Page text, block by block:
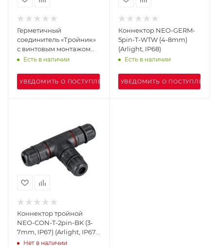
Герметичный
соединитель «Тройник»
с винтовым монтажом
проводов (артикул WPT-
Есть в наличии
УВЕДОМИТЬ О ПОСТУПЛЕНИИ
Коннектор NEO-GERM-
5pin-T-WTW (4-8mm)
(Arlight, IP68)
Есть в наличии
УВЕДОМИТЬ О ПОСТУПЛЕНИИ
Коннектор тройной
NEO-CON-T-2pin-BK (3-
7mm, IP67) (Arlight, IP67
Пластик, 3 года)
Нет в наличии